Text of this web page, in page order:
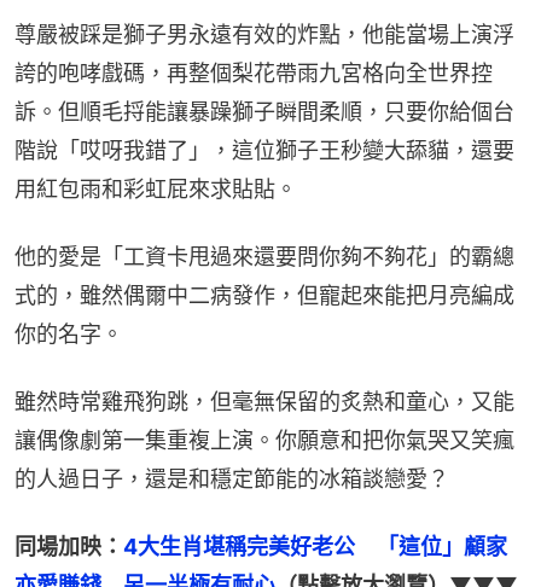
尊嚴被踩是獅子男永遠有效的炸點，他能當場上演浮
誇的咆哮戲碼，再整個梨花帶雨九宮格向全世界控
訴。但順毛捋能讓暴躁獅子瞬間柔順，只要你給個台
階說「哎呀我錯了」，這位獅子王秒變大舔貓，還要
用紅包雨和彩虹屁來求貼貼。
他的愛是「工資卡甩過來還要問你夠不夠花」的霸總
式的，雖然偶爾中二病發作，但寵起來能把月亮編成
你的名字。
雖然時常雞飛狗跳，但毫無保留的炙熱和童心，又能
讓偶像劇第一集重複上演。你願意和把你氣哭又笑瘋
的人過日子，還是和穩定節能的冰箱談戀愛？
同場加映： 4大生肖堪稱完美好老公　「這位」顧家